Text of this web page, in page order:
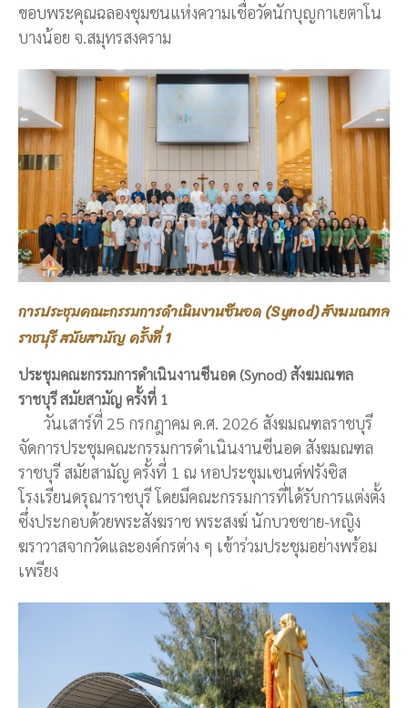
ขอบพระคุณฉลองชุมชนแห่งความเชื่อวัดนักบุญกาเยตาโน
บางน้อย จ.สมุทรสงคราม
การประชุมคณะกรรมการดำเนินงานซีนอด (Synod) สังฆมณฑล
ราชบุรี สมัยสามัญ ครั้งที่ 1
ประชุมคณะกรรมการดำเนินงานซีนอด (Synod) สังฆมณฑล
ราชบุรี สมัยสามัญ ครั้งที่ 1
วันเสาร์ที่ 25 กรกฎาคม ค.ศ. 2026 สังฆมณฑลราชบุรี
จัดการประชุมคณะกรรมการดำเนินงานซีนอด สังฆมณฑล
ราชบุรี สมัยสามัญ ครั้งที่ 1 ณ หอประชุมเซนต์ฟรังซิส
โรงเรียนดรุณาราชบุรี โดยมีคณะกรรมการที่ได้รับการแต่งตั้ง
ซึ่งประกอบด้วยพระสังฆราช พระสงฆ์ นักบวชชาย-หญิง
ฆราวาสจากวัดและองค์กรต่าง ๆ เข้าร่วมประชุมอย่างพร้อม
เพรียง